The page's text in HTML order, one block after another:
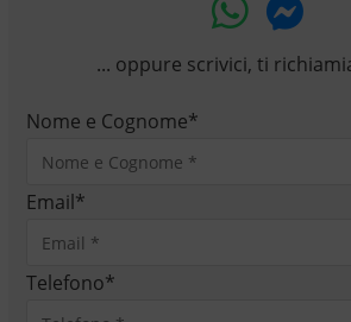
... oppure scrivici, ti
Nome e Cognome*
Email*
Telefono*